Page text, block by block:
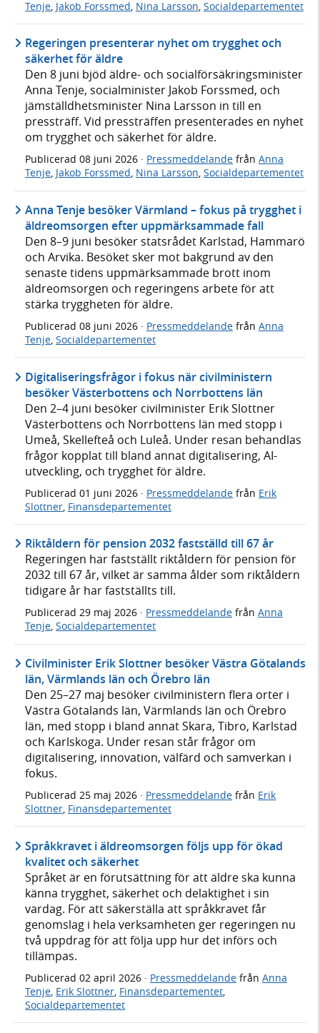
Tenje Jakob Forssmed Nina Larsson Socialdepartementet
Regeringen presenterar nyhet om trygghet och
säkerhet för äldre
Den 8 juni bjöd äldre- och socialförsäkringsminister
Anna Tenje, socialminister Jakob Forssmed, och
jämställdhetsminister Nina Larsson in till en
pressträff. Vid pressträffen presenterades en nyhet
om trygghet och säkerhet för äldre.
Publicerad 08 juni 2026 · Pressmeddelande från Anna
Tenje, Jakob Forssmed, Nina Larsson, Socialdepartementet
Anna Tenje besöker Värmland – fokus på trygghet i
äldreomsorgen efter uppmärksammade fall
Den 8–9 juni besöker statsrådet Karlstad, Hammarö
och Arvika. Besöket sker mot bakgrund av den
senaste tidens uppmärksammade brott inom
äldreomsorgen och regeringens arbete för att
stärka tryggheten för äldre.
Publicerad 08 juni 2026 · Pressmeddelande från Anna
Tenje, Socialdepartementet
Digitaliseringsfrågor i fokus när civilministern
besöker Västerbottens och Norrbottens län
Den 2–4 juni besöker civilminister Erik Slottner
Västerbottens och Norrbottens län med stopp i
Umeå, Skellefteå och Luleå. Under resan behandlas
frågor kopplat till bland annat digitalisering, AI-
utveckling, och trygghet för äldre.
Publicerad 01 juni 2026 · Pressmeddelande från Erik
Slottner Finansdepartementet
Riktåldern för pension 2032 fastställd till 67 år
Regeringen har fastställt riktåldern för pension för
2032 till 67 år, vilket är samma ålder som riktåldern
tidigare år har fastställts till.
Publicerad 29 maj 2026 · Pressmeddelande från Anna
Tenje, Socialdepartementet
Civilminister Erik Slottner besöker Västra Götalands
län, Värmlands län och Örebro län
Den 25–27 maj besöker civilministern flera orter i
Västra Götalands län, Värmlands län och Örebro
län, med stopp i bland annat Skara, Tibro, Karlstad
och Karlskoga. Under resan står frågor om
digitalisering, innovation, välfärd och samverkan i
fokus.
Publicerad 25 maj 2026 · Pressmeddelande från Erik
Slottner, Finansdepartementet
Språkkravet i äldreomsorgen följs upp för ökad
kvalitet och säkerhet
Språket är en förutsättning för att äldre ska kunna
känna trygghet, säkerhet och delaktighet i sin
vardag. För att säkerställa att språkkravet får
genomslag i hela verksamheten ger regeringen nu
två uppdrag för att följa upp hur det införs och
tillämpas.
Publicerad 02 april 2026 · Pressmeddelande från Anna
Tenje Erik Slottner Finansdepartementet
Socialdepartementet